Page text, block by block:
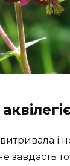
і
завдасть